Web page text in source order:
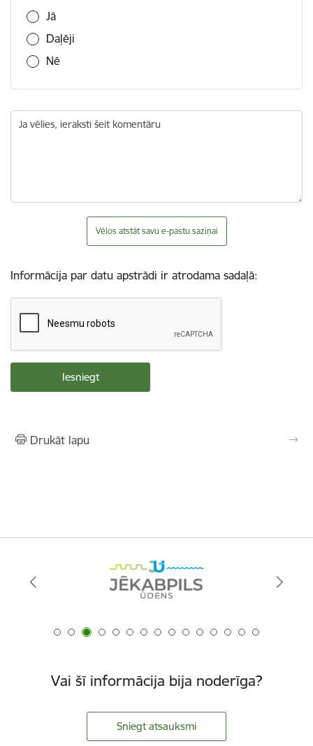
Jā
Daļēji
Nē
Ja vēlies, ieraksti šeit komentāru
Vēlos atstāt savu e-pastu saziņai
Informācija par datu apstrādi ir atrodama sadaļā:
Drukāt lapu
Vai šī informācija bija noderīga?
Sniegt atsauksmi